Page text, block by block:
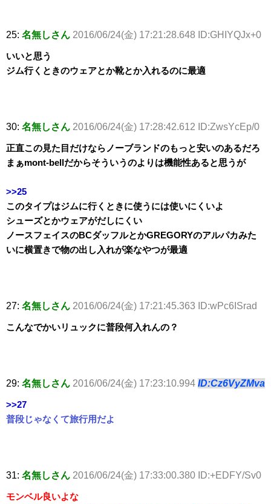
25: 名無しさん 2016/06/24(金) 17:21:28.648 ID:GHIYQJx+0
いいと思う
ジム行くときのウェアとか靴とか入れるのに最適
30: 名無しさん 2016/06/24(金) 17:28:42.612 ID:ZwsYcEp/0
正直この見た目だけならノーブランドのもっと安いのあるだろ
まぁmont-bellだからそういうのよりは機能性あると思うが
>>25
このタイプはジムに行くときに使うには使いにくいよ
シューズとかウェアがだしにくい
ノースフェイスのBCダッフルとかGREGORYのアルパカみた
いに横置きで物の出し入れが楽なやつが最適
27: 名無しさん 2016/06/24(金) 17:21:45.363 ID:wPc6ISrad
こんなでかいリュックに普段何入れんの？
29: 名無しさん 2016/06/24(金) 17:23:10.994 ID:Cz6VyZMva
>>27
普段じゃなくて旅行用だよ
31: 名無しさん 2016/06/24(金) 17:33:00.380 ID:+EDFY/Sv0
モンベル良いよな